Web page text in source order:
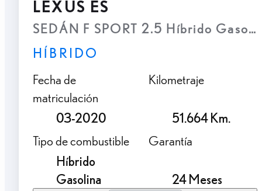
LEXUS ES
SEDÁN F SPORT 2.5 Híbrido
HÍBRIDO
Fecha de
matriculación
03-2020
Kilometraje
51.664 Km.
Tipo de combustible
Híbrido
Gasolina
Garantía
24 Meses